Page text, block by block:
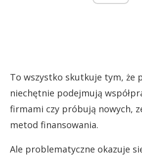
To wszystko skutkuje tym, że
niechętnie podejmują
firmami czy próbują nowych,
metod finansowania.
Ale problematyczne okazuje